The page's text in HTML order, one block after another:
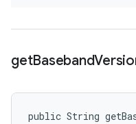
getBaseband
public String